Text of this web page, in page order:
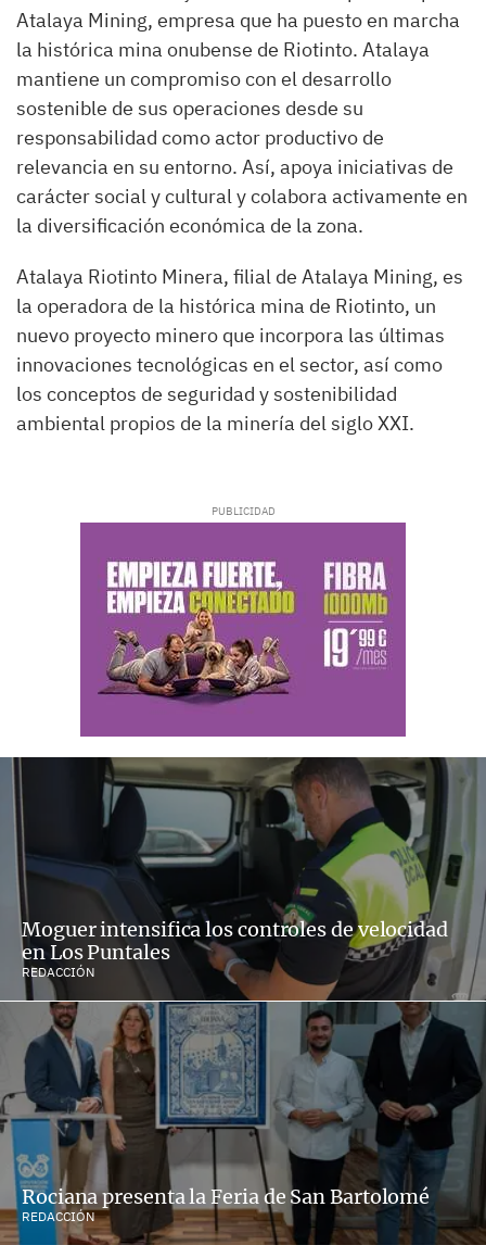
Atalaya Mining, empresa que ha puesto en marcha
la histórica mina onubense de Riotinto. Atalaya
mantiene un compromiso con el desarrollo
sostenible de sus operaciones desde su
responsabilidad como actor productivo de
relevancia en su entorno. Así, apoya iniciativas de
carácter social y cultural y colabora activamente en
la diversificación económica de la zona.
Atalaya Riotinto Minera, filial de Atalaya Mining, es
la operadora de la histórica mina de Riotinto, un
nuevo proyecto minero que incorpora las últimas
innovaciones tecnológicas en el sector, así como
los conceptos de seguridad y sostenibilidad
ambiental propios de la minería del siglo XXI.
Moguer intensifica los controles de velocidad
en Los Puntales
REDACCIÓN
Rociana presenta la Feria de San Bartolomé
REDACCIÓN